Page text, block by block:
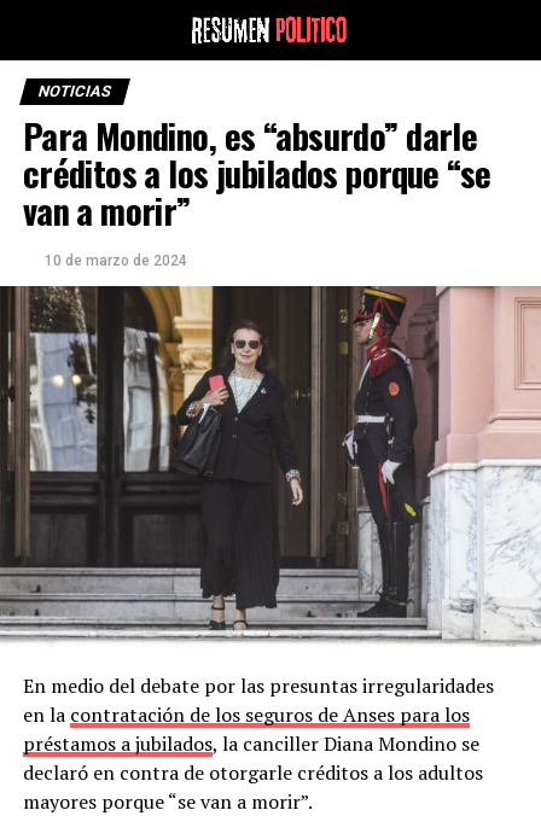
NOTICIAS
Para Mondino, es “absurdo” darle
créditos a los jubilados porque “se
van a morir”
10 de marzo de 2024
En medio del debate por las presuntas irregularidades
en la contratación de los seguros de Anses para los
préstamos a jubilados, la canciller Diana Mondino se
declaró en contra de otorgarle créditos a los adultos
mayores porque “se van a morir”.